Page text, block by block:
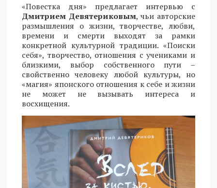
«Повестка дня» предлагает интервью с
Дмитрием Девятериковым, чьи авторские
размышления о жизни, творчестве, любви,
времени и смерти выходят за рамки
конкретной культурной традиции. «Поиски
себя», творчество, отношения с учениками и
близкими, выбор собственного пути –
свойственно человеку любой культуры, но
«магия» японского отношения к себе и жизни
не может не вызывать интереса и
восхищения.